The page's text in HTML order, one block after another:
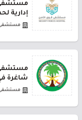
مستشفى
إدارية
مستشفى
شاغرة